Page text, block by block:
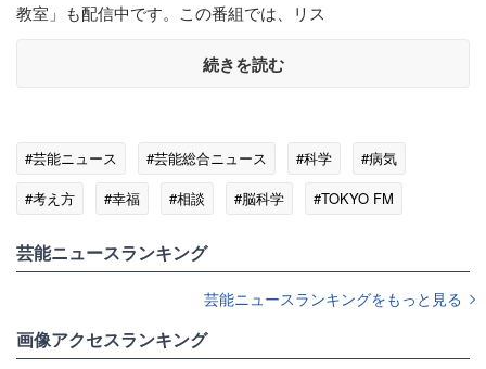
教室」も配信中です。この番組では、リス
続きを読む
#芸能ニュース #芸能総合ニュース #科学
#病気
#考え方
#幸福 #相談 #脳科学
#TOKYO FM
芸能ニュースランキング
芸能ニュースランキングをもっと見る
画像アクセスランキング